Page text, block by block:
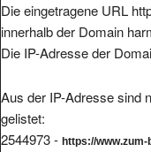
Die eingetragene URL
innerhalb der Domain
Die IP-Adresse der
Aus der IP-Adresse sind
gelistet:
2544973 - https://